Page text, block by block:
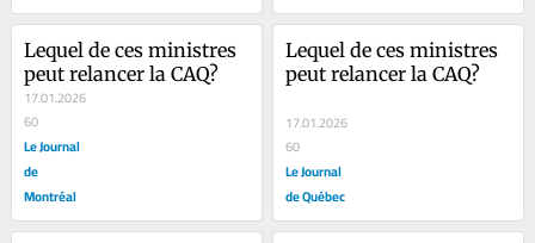
Lequel de ces ministres
peut relancer la CAQ?
17.01.2026
60
Le Journal
de
Montréal
Lequel de ces ministres
peut relancer la CAQ?
17.01.2026
60
Le Journal
de Québec